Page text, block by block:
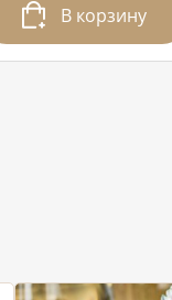
В корзину